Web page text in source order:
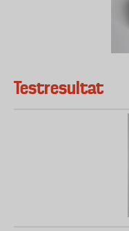
Testresultat